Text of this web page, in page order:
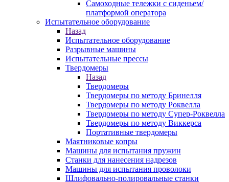
Самоходные тележки с сиденьем/
платформой оператора
Испытательное оборудование
Назад
Испытательное оборудование
Разрывные машины
Испытательные прессы
Твердомеры
Назад
Твердомеры
Твердомеры по методу Бринелля
Твердомеры по методу Роквелла
Твердомеры по методу Супер-Роквелла
Твердомеры по методу Виккерса
Портативные твердомеры
Маятниковые копры
Машины для испытания пружин
Станки для нанесения надрезов
Машины для испытания проволоки
Шлифовально-полировальные станки